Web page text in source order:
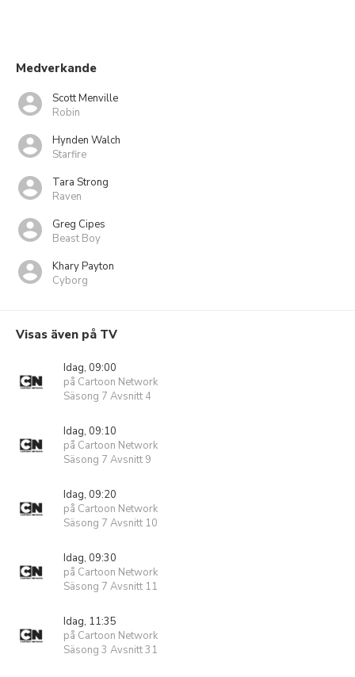
Medverkande
Scott Menville
Robin
Hynden Walch
Starfire
Tara Strong
Raven
Greg Cipes
Beast Boy
Khary Payton
Cyborg
Visas även på TV
Idag, 09:00
på Cartoon Network
Säsong 7 Avsnitt 4
Idag, 09:10
på Cartoon Network
Säsong 7 Avsnitt 9
Idag, 09:20
på Cartoon Network
Säsong 7 Avsnitt 10
Idag, 09:30
på Cartoon Network
Säsong 7 Avsnitt 11
Idag, 11:35
på Cartoon Network
Säsong 3 Avsnitt 31